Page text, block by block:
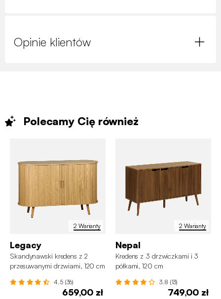
Opinie klientów
Polecamy Cię również
2 Warianty
Legacy
Skandynawski kredens z 2
przesuwanymi drzwiami, 120 cm
4.5 (36)
659,00 zł
2 Warianty
Nepal
Kredens z 3 drzwiczkami i 3
półkami, 120 cm
3.8 (13)
749,00 zł